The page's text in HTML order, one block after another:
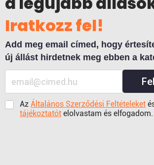
Iratkozz fel!
Add meg email címed, hogy
új állást hirdetnek meg ebben a
Az Általános Szerződési Feltételeket
tájékoztatót elolvastam és elfogadom.